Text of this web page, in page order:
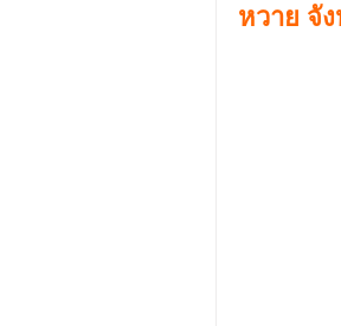
หวาย จั